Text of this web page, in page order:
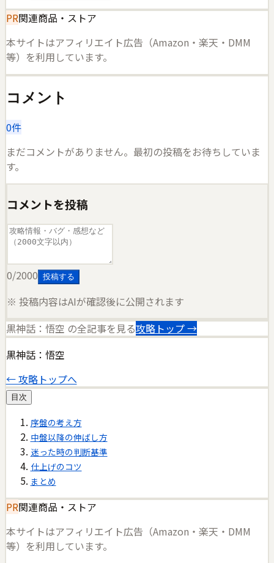
PR関連商品・ストア
本サイトはアフィリエイト広告（Amazon・楽天・DMM
等）を利用しています。
コメント
0件
まだコメントがありません。最初の投稿をお待ちしていま
す。
コメントを投稿
0/2000 投稿する
※ 投稿内容はAIが確認後に公開されます
黒神話：悟空 の全記事を見る攻略トップ →
黒神話：悟空
← 攻略トップへ
目次
序盤の考え方
中盤以降の伸ばし方
迷った時の判断基準
仕上げのコツ
まとめ
PR関連商品・ストア
本サイトはアフィリエイト広告（Amazon・楽天・DMM
等）を利用しています。